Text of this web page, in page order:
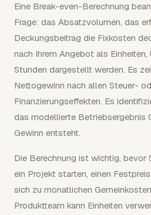
Eine Break-even-Berechnung
Frage: das Absatzvolumen, das
Deckungsbeitrag die Fixkosten
nach Ihrem Angebot als
Stunden dargestellt werden. Es
Nettogewinn nach allen Steuer-
Finanzierungseffekten. Es
das modellierte Betriebsergebnis
Gewinn entsteht.
Die Berechnung ist wichtig, bevor
ein Projekt starten, einen
sich zu monatlichen
Produktteam kann Einheiten